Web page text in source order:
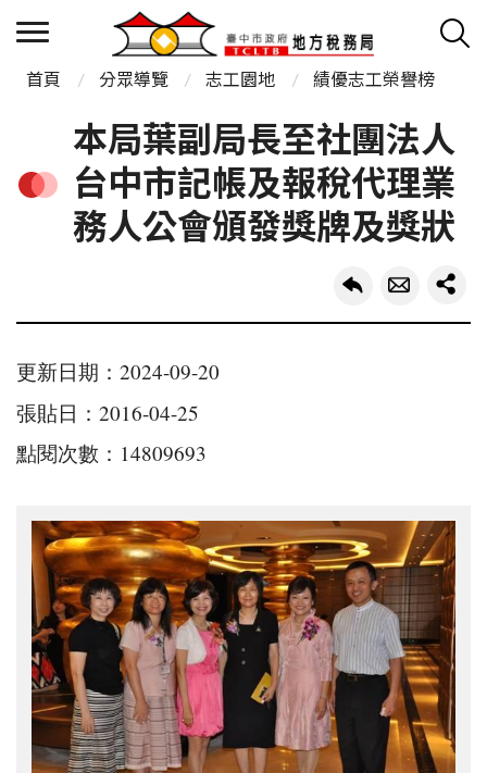
首頁 分眾導覽 志工園地 績優志工榮譽榜
本局葉副局長至社團法人
台中市記帳及報稅代理業
務人公會頒發獎牌及獎狀
更新日期：2024-09-20
張貼日：2016-04-25
點閱次數：14809693